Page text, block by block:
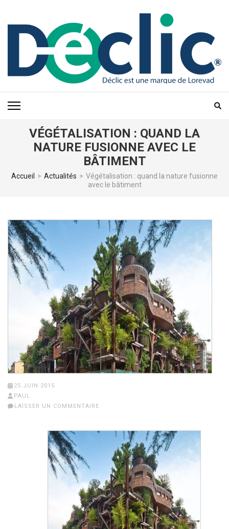
VÉGÉTALISATION : QUAND LA
NATURE FUSIONNE AVEC LE
BÂTIMENT
Accueil > Actualités > Végétalisation : quand la nature fusionne
avec le bâtiment
25 JUIN 2015
PAUL
LAISSER UN COMMENTAIRE